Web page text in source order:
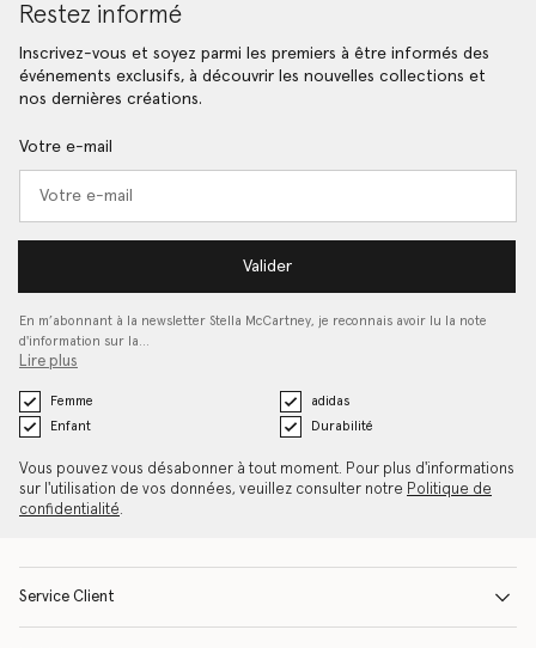
Restez informé
Inscrivez-vous et soyez parmi les premiers à être informés des
événements exclusifs, à découvrir les nouvelles collections et
nos dernières créations.
Votre e-mail
Valider
En m’abonnant à la newsletter Stella McCartney, je reconnais avoir lu la note
d'information sur la…
Lire plus
Femme
adidas
Enfant
Durabilité
Vous pouvez vous désabonner à tout moment. Pour plus d'informations
sur l'utilisation de vos données, veuillez consulter notre Politique de
confidentialité.
Service Client